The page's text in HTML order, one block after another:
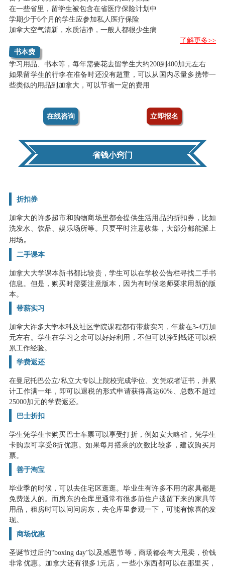
在一些省里，留学生被包含在省医疗保险计划中
学期少于6个月的学生应参加私人医疗保险
加拿大空气清新，水质洁净，一般人都很少生病
了解更多>>
书本费
学习用品、书本等，每年需要花去留学生大约200到400加元左右
如果留学生的行李在准备时还没有超重，可以从国内尽量多携带一
些类似的用品到加拿大，可以节省一定的费用
在线咨询 立即报名
省钱小窍门
折扣券
加拿大的许多超市和购物商场里都会提供生活用品的折扣券，比如
洗发水、饮品、娱乐场所等。只要平时注意收集，大部分都能派上
用场 。
二手课本
加拿大大学课本新书都比较贵，学生可以在学校公告栏寻找二手书
信息。但是，购买时需要注意版本，因为有时候老师要求用新的版
本。
带薪实习
加拿大许多大学本科及社区学院课程都有带薪实习，年薪在3-4万加
元左右。学生在学习之余可以好好利用，不但可以挣到钱还可以积
累工作经验。
学费返还
在曼尼托巴公立/私立大专以上院校完成学位、文凭或者证书，并累
计工作满一年，即可以退税的形式申请获得高达60%、总数不超过
25000加元的学费返还。
巴士折扣
学生凭学生卡购买巴士车票可以享受打折，例如安大略省，凭学生
卡购票可享受8折优惠。如果每月搭乘的次数比较多，建议购买月
票。
善于淘宝
毕业季的时候，可以去住宅区逛逛。毕业生有许多不用的家具都是
免费送人的。而房东的仓库里通常有很多前住户遗留下来的家具等
用品，租房时可以问问房东，去仓库里参观一下，可能有惊喜的发
现。
商场优惠
圣诞节过后的“boxing day”以及感恩节等，商场都会有大甩卖，价钱
非常优惠。加拿大还有很多1元店，一些小东西都可以在那里买，